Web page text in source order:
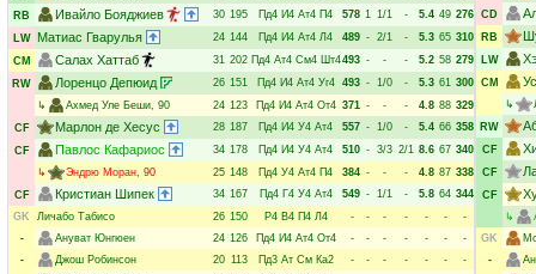
RB
Ивайло Бояджиев 30 195 Пд4 И4 Ат4 П4 578 1 1/1 - 5.4 49 276
LW
Матиас Гварулья 24 144 Пд4 И4 Ат4 Л4 489 - 2/1 - 5.3 65 310
CM
Салах Хаттаб 31 202 Пд4 Ат4 См4 Шт4493 - - - 5.2 58 279
RW
Лоренцо Депюид 26 151 Пд4 И4 Ат4 Уг4 493 - 1/0 - 5.3 61 300
↳
Ахмед Уле Беши, 90 24 123 Пд4 И4 Ат4 От4 371 - - - 4.8 88 329
CF
Марлон де Хесус 28 187 Пд4 И4 У4 Ат4 557 - 1/0 - 5.4 66 358
CF
Павлос Кафариос 34 178 Пд4 И4 У4 Ат4 510 - 3/3 2/1 8.6 67 340
↳
Эндрю Моран, 90 25 148 Пд4 У4 Ат4 П4 384 - - - 4.8 87 338
CF
Кристиан Шипек 34 167 Пд4 Г4 У4 Ат4 549 - 1/1 - 5.8 64 344
GK
Личабо Табисо 26 150 Р4 В4 П4 Л4 - - - - - -
-
-
Ануват Юнгюен 24 126 Пд4 И4 Ат4 От4 - - - - - -
-
-
Джош Робинсон 20 113 Пд3 Ат См Ка2 - - - - - -
-
CD
RB
LW
CM
↳
RW
CF
CF
CF
↳
GK
-